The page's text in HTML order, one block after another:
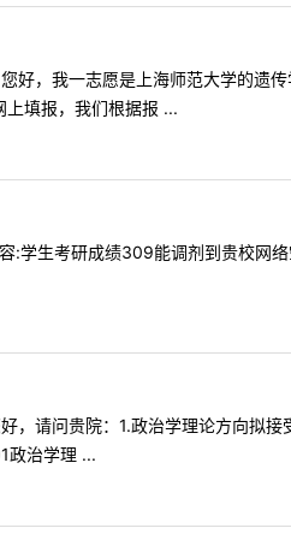
，我一志愿是上海师范大学的遗
填报，我们根据报 ...
生考研成绩309能调剂到贵校网
请问贵院：1.政治学理论方向拟接
政治学理 ...